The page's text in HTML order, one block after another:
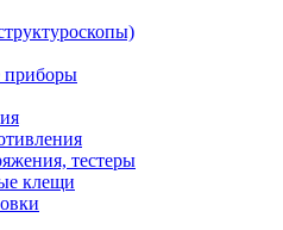
приборы
тестеры
клещи